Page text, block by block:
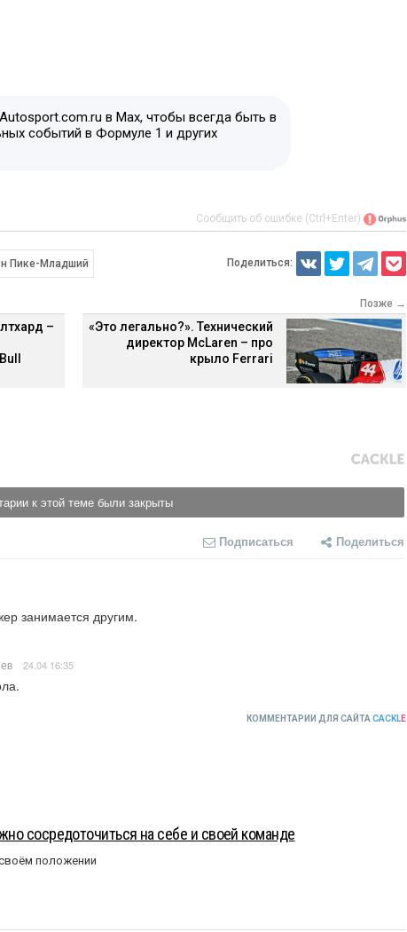
в Max, чтобы всегда быть в
событий в Формуле 1 и других
Сообщить об ошибке (Ctrl+Enter)
Пике-Младший Поделиться:
–
Позже →
«Это легально?». Технический
директор McLaren – про
крыло Ferrari
к этой теме были закрыты
Подписаться Поделиться
занимается другим.
24.04 16:35
КОММЕНТАРИИ ДЛЯ САЙТА CACKLE
сосредоточиться на себе и своей команде
положении